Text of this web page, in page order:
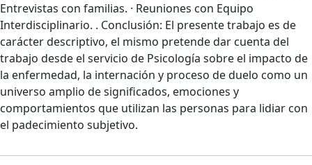
Entrevistas con familias. · Reuniones con Equipo
Interdisciplinario. . Conclusión: El presente trabajo es de
carácter descriptivo, el mismo pretende dar cuenta del
trabajo desde el servicio de Psicología sobre el impacto de
la enfermedad, la internación y proceso de duelo como un
universo amplio de significados, emociones y
comportamientos que utilizan las personas para lidiar con
el padecimiento subjetivo.